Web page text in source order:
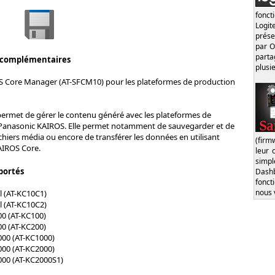
Core Manager (AT-SFCM10) pour les plateformes de production
de gérer le contenu généré avec les plateformes de
KAIROS. Elle permet notamment de sauvegarder et de
média ou encore de transférer les données en utilisant
Core.
KC10C1)
KC10C2)
(AT-KC100)
(AT-KC200)
(AT-KC1000)
(AT-KC2000)
(AT-KC2000S1)
par
leur
nous